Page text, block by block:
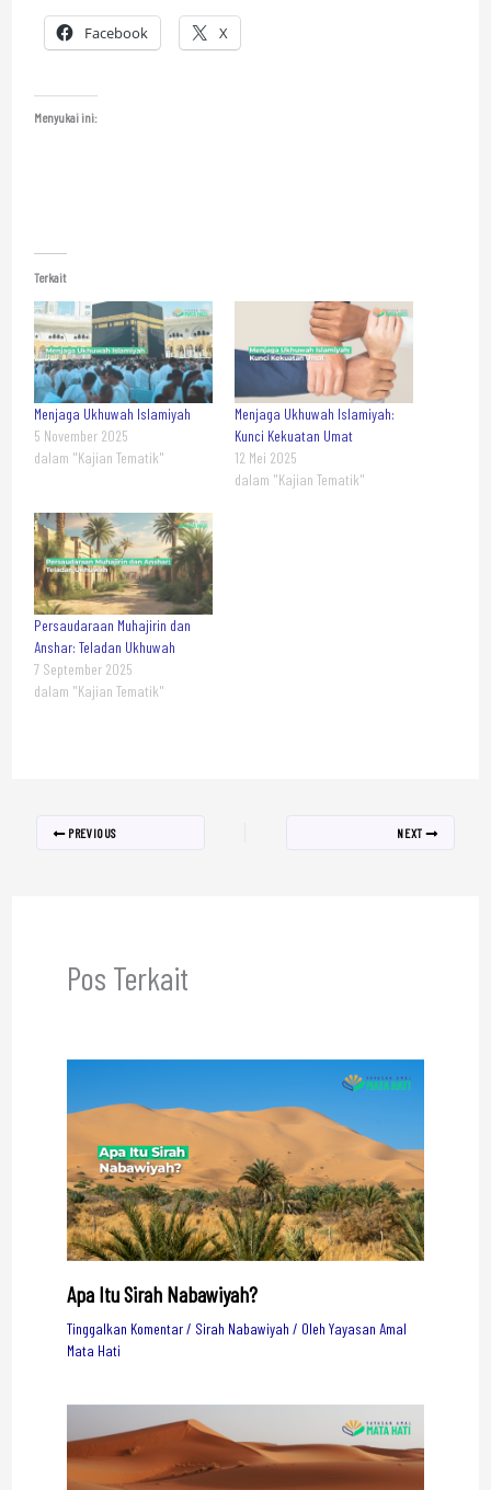
Facebook X
Menyukai ini:
Terkait
Menjaga Ukhuwah Islamiyah
5 November 2025
dalam "Kajian Tematik"
Menjaga Ukhuwah Islamiyah:
Kunci Kekuatan Umat
12 Mei 2025
dalam "Kajian Tematik"
Persaudaraan Muhajirin dan
Anshar: Teladan Ukhuwah
7 September 2025
dalam "Kajian Tematik"
PREVIOUS NEXT
Pos Terkait
Apa Itu Sirah Nabawiyah?
Tinggalkan Komentar/ Sirah Nabawiyah / Oleh Yayasan Amal
Mata Hati